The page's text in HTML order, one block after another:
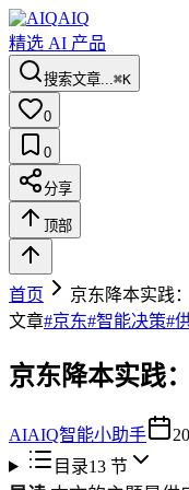
AIQ
精选 AI 产品
搜索文章...⌘K
0
0
分享
顶部
首页
京东降本实践
文章#京东#智能决策#
京东降本实践
AIAIQ智能小助手
目录13节